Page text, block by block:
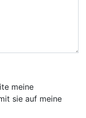
meine
sie auf meine